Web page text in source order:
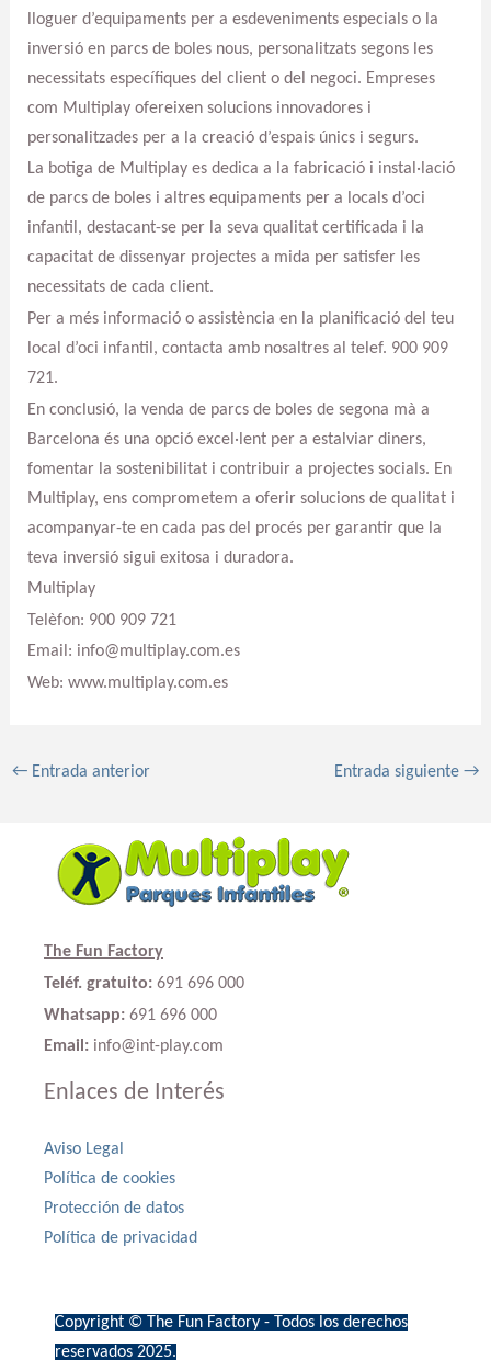
lloguer d’equipaments per a esdeveniments especials o la
inversió en parcs de boles nous, personalitzats segons les
necessitats específiques del client o del negoci. Empreses
com Multiplay ofereixen solucions innovadores i
personalitzades per a la creació d’espais únics i segurs.
La botiga de Multiplay es dedica a la fabricació i instal·lació
de parcs de boles i altres equipaments per a locals d’oci
infantil, destacant-se per la seva qualitat certificada i la
capacitat de dissenyar projectes a mida per satisfer les
necessitats de cada client.
Per a més informació o assistència en la planificació del teu
local d’oci infantil, contacta amb nosaltres al telef. 900 909
721.
En conclusió, la venda de parcs de boles de segona mà a
Barcelona és una opció excel·lent per a estalviar diners,
fomentar la sostenibilitat i contribuir a projectes socials. En
Multiplay, ens comprometem a oferir solucions de qualitat i
acompanyar-te en cada pas del procés per garantir que la
teva inversió sigui exitosa i duradora.
Multiplay
Telèfon: 900 909 721
Email: info@multiplay.com.es
Web: www.multiplay.com.es
←Entrada anterior Entrada siguiente→
The Fun Factory
Teléf. gratuito: 691 696 000
Whatsapp: 691 696 000
Email: info@int-play.com
Enlaces de Interés
Aviso Legal
Política de cookies
Protección de datos
Política de privacidad
Copyright © The Fun Factory - Todos los derechos
reservados 2025.